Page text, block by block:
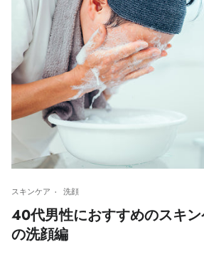
スキンケア 洗顔
40代男性におすすめのスキ
の洗顔編